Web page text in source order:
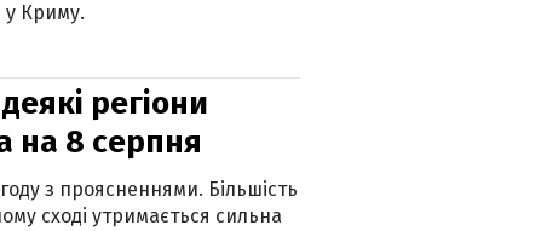
у Криму.
регіони
на 8 серпня
з проясненнями. Більшість
сході утримається сильна